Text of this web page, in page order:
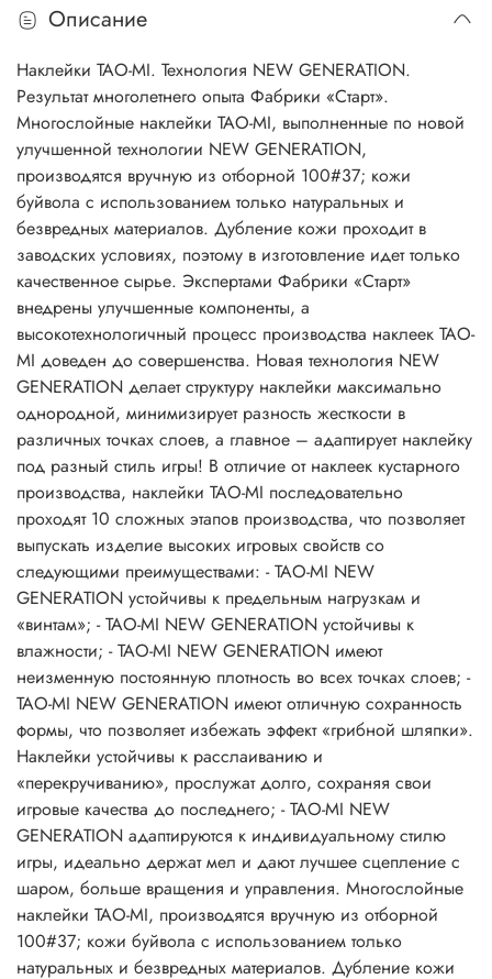
Описание
Наклейки TAO-MI. Технология NEW GENERATION.
Результат многолетнего опыта Фабрики «Старт».
Многослойные наклейки TAO-MI, выполненные по новой
улучшенной технологии NEW GENERATION,
производятся вручную из отборной 100#37; кожи
буйвола с использованием только натуральных и
безвредных материалов. Дубление кожи проходит в
заводских условиях, поэтому в изготовление идет только
качественное сырье. Экспертами Фабрики «Старт»
внедрены улучшенные компоненты, а
высокотехнологичный процесс производства наклеек TAO-
MI доведен до совершенства. Новая технология NEW
GENERATION делает структуру наклейки максимально
однородной, минимизирует разность жесткости в
различных точках слоев, а главное – адаптирует наклейку
под разный стиль игры! В отличие от наклеек кустарного
производства, наклейки TAO-MI последовательно
проходят 10 сложных этапов производства, что позволяет
выпускать изделие высоких игровых свойств со
следующими преимуществами: - TAO-MI NEW
GENERATION устойчивы к предельным нагрузкам и
«винтам»; - TAO-MI NEW GENERATION устойчивы к
влажности; - TAO-MI NEW GENERATION имеют
неизменную постоянную плотность во всех точках слоев; -
TAO-MI NEW GENERATION имеют отличную сохранность
формы, что позволяет избежать эффект «грибной шляпки».
Наклейки устойчивы к расслаиванию и
«перекручиванию», прослужат долго, сохраняя свои
игровые качества до последнего; - TAO-MI NEW
GENERATION адаптируются к индивидуальному стилю
игры, идеально держат мел и дают лучшее сцепление с
шаром, больше вращения и управления. Многослойные
наклейки TAO-MI, производятся вручную из отборной
100#37; кожи буйвола с использованием только
натуральных и безвредных материалов. Дубление кожи